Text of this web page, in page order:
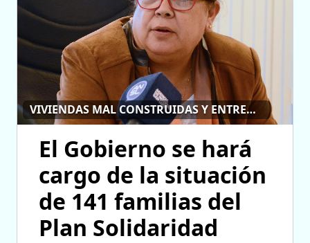
VIVIENDAS MAL CONSTRUIDAS Y ENTREGADAS EN 2015
El Gobierno se hará
cargo de la situación
de 141 familias del
Plan Solidaridad